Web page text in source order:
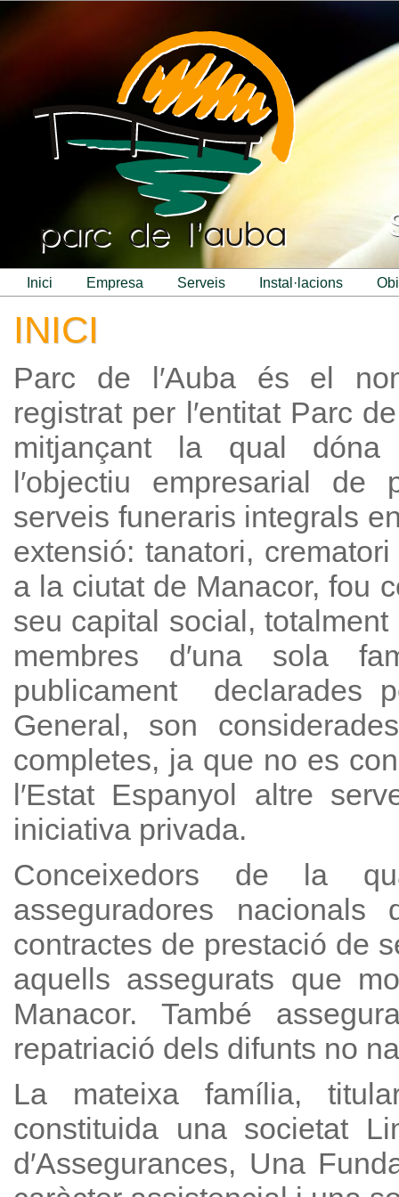
inici empresa serveis instal·lacions
INICI
Parc de l′Auba és el
registrat per l′entitat Parc
mitjançant la qual dóna
l′objectiu empresarial de
serveis funeraris integrals
extensió: tanatori,
a la ciutat de Manacor, fou
seu capital social,
membres d′una sola
publicament declarades
General, son
completes, ja que no es
l′Estat Espanyol altre
iniciativa privada.
Conceixedors de la
asseguradores
contractes de prestació de
aquells assegurats que
Manacor. També
repatriació dels difunts no
La mateixa família,
constituida una societat
d′Assegurances, Una